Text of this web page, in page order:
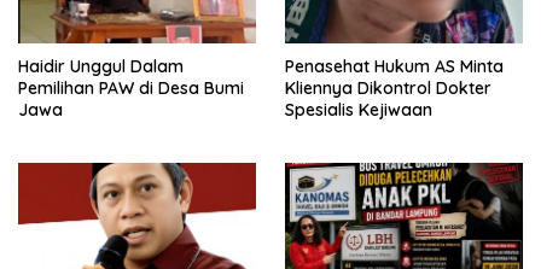
Haidir Unggul Dalam
Pemilihan PAW di Desa Bumi
Jawa
Penasehat Hukum AS Minta
Kliennya Dikontrol Dokter
Spesialis Kejiwaan